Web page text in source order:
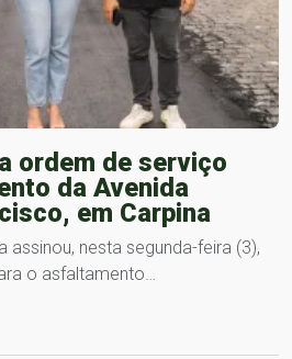
ordem de serviço
da Avenida
em Carpina
assinou, nesta segunda-feira (3),
o asfaltamento…